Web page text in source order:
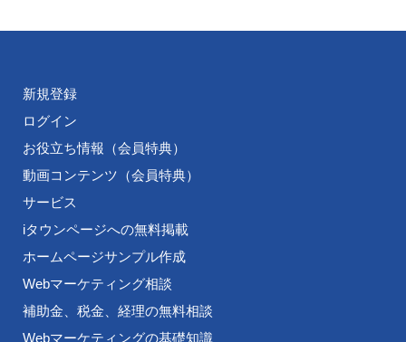
新規登録
ログイン
お役立ち情報（会員特典）
動画コンテンツ（会員特典）
サービス
iタウンページへの無料掲載
ホームページサンプル作成
Webマーケティング相談
補助金、税金、経理の無料相談
Webマーケティングの基礎知識